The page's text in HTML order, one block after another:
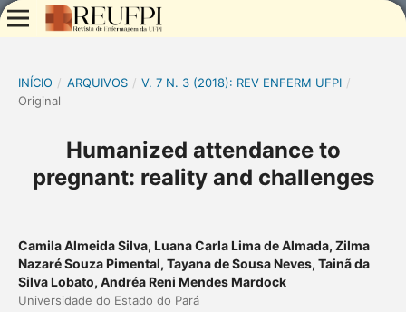
INÍCIO / ARQUIVOS / V. 7 N. 3 (2018): REV ENFERM UFPI /
Original
Humanized attendance to
pregnant: reality and challenges
Camila Almeida Silva, Luana Carla Lima de Almada, Zilma
Nazaré Souza Pimental, Tayana de Sousa Neves, Tainã da
Silva Lobato, Andréa Reni Mendes Mardock
Universidade do Estado do Pará